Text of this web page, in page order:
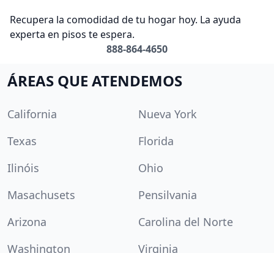
Recupera la comodidad de tu hogar hoy. La ayuda
experta en pisos te espera.
888-864-4650
ÁREAS QUE ATENDEMOS
California
Nueva York
Texas
Florida
Ilinóis
Ohio
Masachusets
Pensilvania
Arizona
Carolina del Norte
Washington
Virginia